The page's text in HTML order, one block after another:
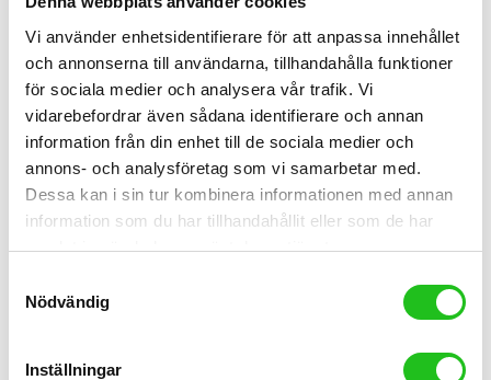
Vi använder enhetsidentifierare för att anpassa innehållet
och annonserna till användarna, tillhandahålla funktioner
för sociala medier och analysera vår trafik. Vi
vidarebefordrar även sådana identifierare och annan
information från din enhet till de sociala medier och
annons- och analysföretag som vi samarbetar med.
Dessa kan i sin tur kombinera informationen med annan
information som du har tillhandahållit eller som de har
samlat in när du har använt deras tjänster.
Nödvändig
Inställningar
Cykeltillbehör
Oquo MP28 Pro hjulset